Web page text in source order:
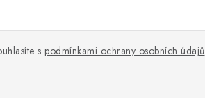
s podmínkami ochrany osobních údajů